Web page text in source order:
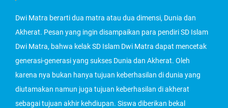
Dwi Matra berarti dua matra atau dua dimensi, Dunia dan
Akherat. Pesan yang ingin disampaikan para pendiri SD Islam
Dwi Matra, bahwa kelak SD Islam Dwi Matra dapat mencetak
generasi-generasi yang sukses Dunia dan Akherat. Oleh
karena nya bukan hanya tujuan keberhasilan di dunia yang
diutamakan namun juga tujuan keberhasilan di akherat
sebagai tujuan akhir kehdiupan. Siswa diberikan bekal